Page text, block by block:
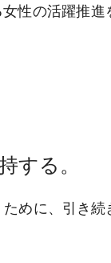
性の活躍推進
する。
めに、引き続